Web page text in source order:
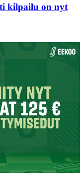
kilpailu on nyt